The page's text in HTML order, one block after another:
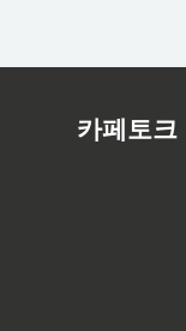
카페토크